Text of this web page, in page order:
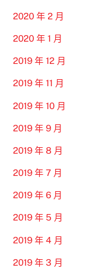
2020 年 2 月
2020 年 1 月
2019 年 12 月
2019 年 11 月
2019 年 10 月
2019 年 9 月
2019 年 8 月
2019 年 7 月
2019 年 6 月
2019 年 5 月
2019 年 4 月
2019 年 3 月